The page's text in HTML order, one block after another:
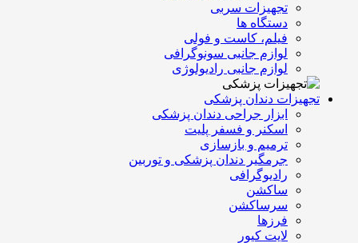
تجهیزات سربی
دستگاه ها
فیلم، کاست و فولی
لوازم جانبی سونوگرافی
لوازم جانبی رادیولوژی
تجهیزات دندان پزشکی
ابزار جراحی دندان پزشکی
اسکنر و فسفر پلیت
ترمیم و بازسازی
جرمگیر دندان پزشکی و توربین
رادیوگرافی
ساکشن
سرساکشن
فرزها
لایت کیور